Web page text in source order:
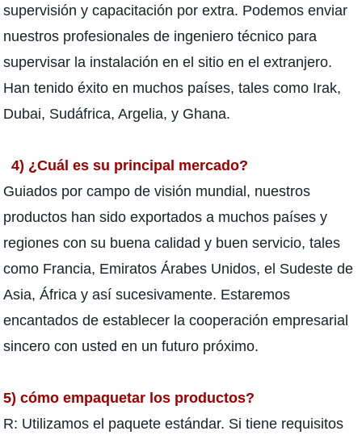
supervisión y capacitación por extra. Podemos enviar
nuestros profesionales de ingeniero técnico para
supervisar la instalación en el sitio en el extranjero.
Han tenido éxito en muchos países, tales como Irak,
Dubai, Sudáfrica, Argelia, y Ghana.
4) ¿Cuál es su principal mercado?
Guiados por campo de visión mundial, nuestros
productos han sido exportados a muchos países y
regiones con su buena calidad y buen servicio, tales
como Francia, Emiratos Árabes Unidos, el Sudeste de
Asia, África y así sucesivamente. Estaremos
encantados de establecer la cooperación empresarial
sincero con usted en un futuro próximo.
5) cómo empaquetar los productos?
R: Utilizamos el paquete estándar. Si tiene requisitos